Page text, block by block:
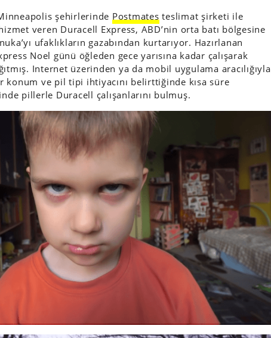
şehirlerinde Postmates teslimat şirketi ile
veren Duracell Express, ABD’nin orta batı bölgesine
ufaklıkların gazabından kurtarıyor. Hazırlanan
Noel günü öğleden gece yarısına kadar çalışarak
Internet üzerinden ya da mobil uygulama aracılığıyla
konum ve pil tipi ihtiyacını belirttiğinde kısa süre
pillerle Duracell çalışanlarını bulmuş.